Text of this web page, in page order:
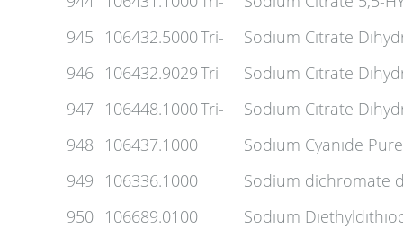
945
106432.5000Tri-
Sodıum Cıtrate
946 106432.9029Tri-
Sodıum Cıtrate
947 106448.1000Tri-
Sodıum Cıtrate
948
106437.1000
Sodıum Cyanıde Pure
949
106336.1000
Sodium dichromate
950 106689.0100
Sodıum